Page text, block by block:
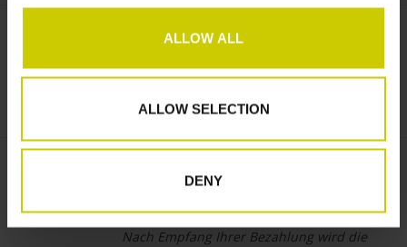
ALLOW ALL
ALLOW SELECTION
DENY
+
Artikelnummer:: VC145
Nach Empfang Ihrer Bezahlung wird die